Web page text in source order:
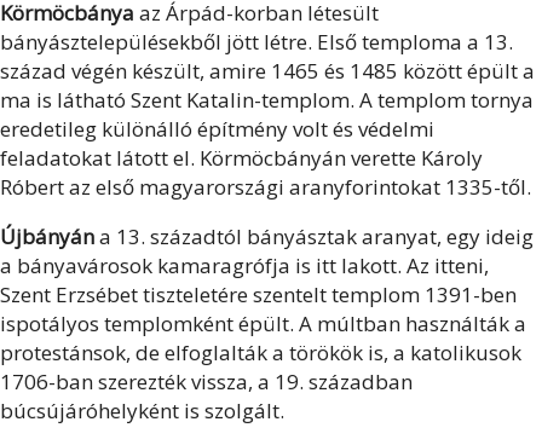
Körmöcbánya az Árpád-korban létesült
bányásztelepülésekből jött létre. Első temploma a 13.
század végén készült, amire 1465 és 1485 között épült a
ma is látható Szent Katalin-templom. A templom tornya
eredetileg különálló építmény volt és védelmi
feladatokat látott el. Körmöcbányán verette Károly
Róbert az első magyarországi aranyforintokat 1335-től.
Újbányána 13. századtól bányásztak aranyat, egy ideig
a bányavárosok kamaragrófja is itt lakott. Az itteni,
Szent Erzsébet tiszteletére szentelt templom 1391-ben
ispotályos templomként épült. A múltban használták a
protestánsok, de elfoglalták a törökök is, a katolikusok
1706-ban szerezték vissza, a 19. században
búcsújáróhelyként is szolgált.